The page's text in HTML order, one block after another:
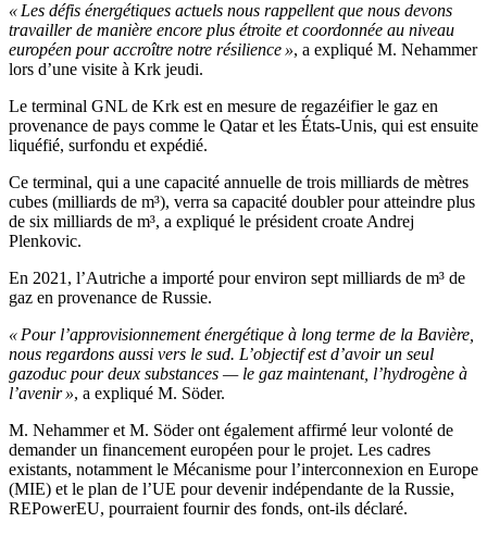
« Les défis énergétiques actuels nous rappellent que nous devons
travailler de manière encore plus étroite et coordonnée au niveau
européen pour accroître notre résilience », a expliqué M. Nehammer
lors d’une visite à Krk jeudi.
Le terminal GNL de Krk est en mesure de regazéifier le gaz en
provenance de pays comme le Qatar et les États-Unis, qui est ensuite
liquéfié, surfondu et expédié.
Ce terminal, qui a une capacité annuelle de trois milliards de mètres
cubes (milliards de m³), verra sa capacité doubler pour atteindre plus
de six milliards de m³, a expliqué le président croate Andrej
Plenkovic.
En 2021, l’Autriche a importé pour environ sept milliards de m³ de
gaz en provenance de Russie.
« Pour l’approvisionnement énergétique à long terme de la Bavière,
nous regardons aussi vers le sud. L’objectif est d’avoir un seul
gazoduc pour deux substances — le gaz maintenant, l’hydrogène à
l’avenir », a expliqué M. Söder.
M. Nehammer et M. Söder ont également affirmé leur volonté de
demander un financement européen pour le projet. Les cadres
existants, notamment le Mécanisme pour l’interconnexion en Europe
(MIE) et le plan de l’UE pour devenir indépendante de la Russie,
REPowerEU, pourraient fournir des fonds, ont-ils déclaré.